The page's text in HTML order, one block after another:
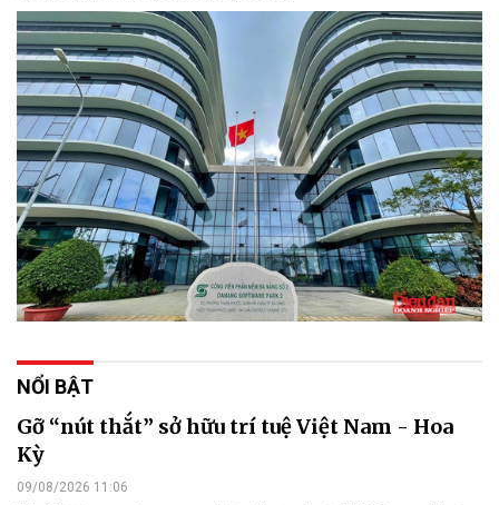
NỔI BẬT
Gỡ “nút thắt” sở hữu trí tuệ Việt Nam - Hoa
Kỳ
09/08/2026 11:06